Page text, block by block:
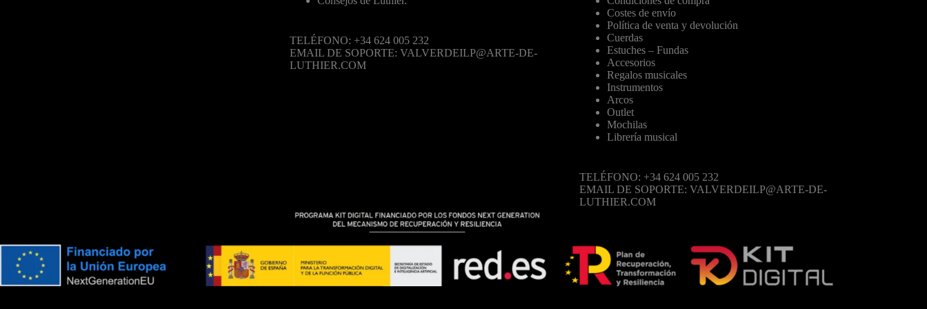
TELÉFONO: +34 624 005 232
EMAIL DE SOPORTE: VALVERDEILP@ARTE-DE-
LUTHIER.COM
Costes de envío
Política de venta y devolución
Cuerdas
Estuches – Fundas
Accesorios
Regalos musicales
Instrumentos
Arcos
Outlet
Mochilas
Librería musical
TELÉFONO: +34 624 005 232
EMAIL DE SOPORTE: VALVERDEILP@ARTE-DE-
LUTHIER.COM